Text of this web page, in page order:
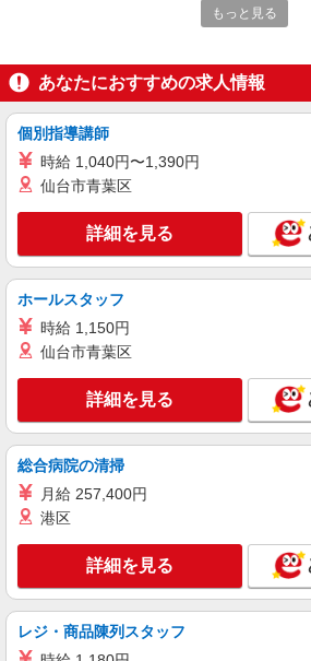
+゜・。○。・゜+゜ 入社
株式会社シエロ
【docomo】の携帯販
時給1400円〜 ※残
+゜ 入社祝い金10万円支給(規定有)
頂くと, インセンティブ支給(規
い・週払い可能（規程
+゜・。○。・゜+゜
愛知県丹羽郡扶桑町
キープ
株式会社シエロ
【softbank】の携帯販
月給207900円〜
る） 資格手当（1〜6万
月・実績最高5.4カ月分）
年収400万円以上への昇
★交通費別途支給（規定あり） ゜+゜・
+゜・。○。・゜+゜ 入社
有) ゜・。○。・゜+゜・
愛知県丹羽郡扶桑町
キープ
紹介予定派遣
株式会社シエロ
人気機種に詳しくなれ
時給1500円〜1700円
研修期間中1450円〜 ※
支給（規定あり） ゜+゜・。○。・゜+゜・。
○。・゜+゜ 入社祝い金10万
を紹介頂くと, インセンテ
愛知県丹羽郡扶桑町
もっと見る
あなたにおすすめの求人情報
個別指導講師
時給 1,040円〜1,390円
仙台市青葉区
詳細を見る
ホールスタッフ
時給 1,150円
仙台市青葉区
詳細を見る
総合病院の清掃
月給 257,400円
港区
詳細を見る
レジ・商品陳列スタッフ